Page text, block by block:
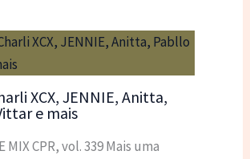
XCX, JENNIE, Anitta,
e mais
MIX CPR, vol. 339 Mais uma